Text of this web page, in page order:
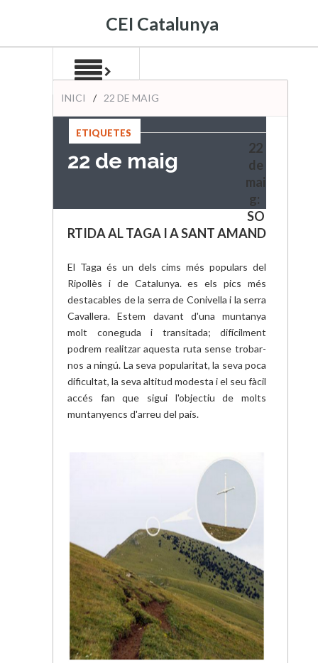
CEI Catalunya
INICI / 22 DE MAIG
ETIQUETES
:
22 de maig
22
de
mai
g:
SO
RTIDA AL TAGA I A SANT AMAND
El Taga és un dels cims més populars del
Ripollès i de Catalunya. es els pics més
destacables de la serra de Conivella i la serra
Cavallera. Estem davant d'una muntanya
molt coneguda i transitada; difícilment
podrem realitzar aquesta ruta sense trobar-
nos a ningú. La seva popularitat, la seva poca
dificultat, la seva altitud modesta i el seu fàcil
accés fan que sigui l'objectiu de molts
muntanyencs d'arreu del país.